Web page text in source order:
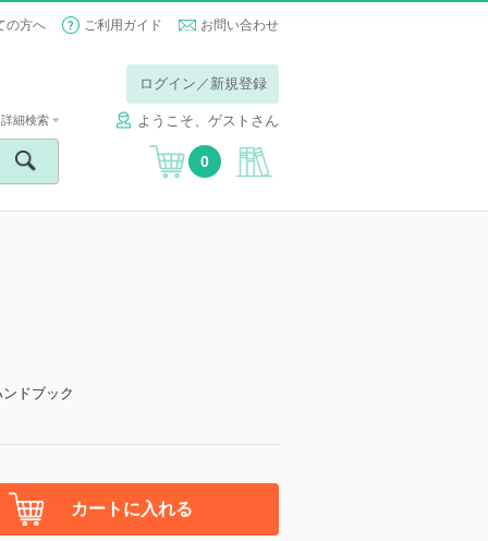
の方へ ご利用ガイド お問い合わせ
ログイン／新規登録
ようこそ、ゲストさん
詳細検索
0
ドブック
カートに入れる